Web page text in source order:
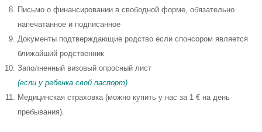
Письмо о финансировании в свободной форме, обязательно
напечатанное и подписанное
Документы подтверждающие родство если спонсором является
ближайший родственник
Заполненный визовый опросный лист
(если у ребенка свой паспорт)
Медицинская страховка (можно купить у нас за 1 € на день
пребывания).